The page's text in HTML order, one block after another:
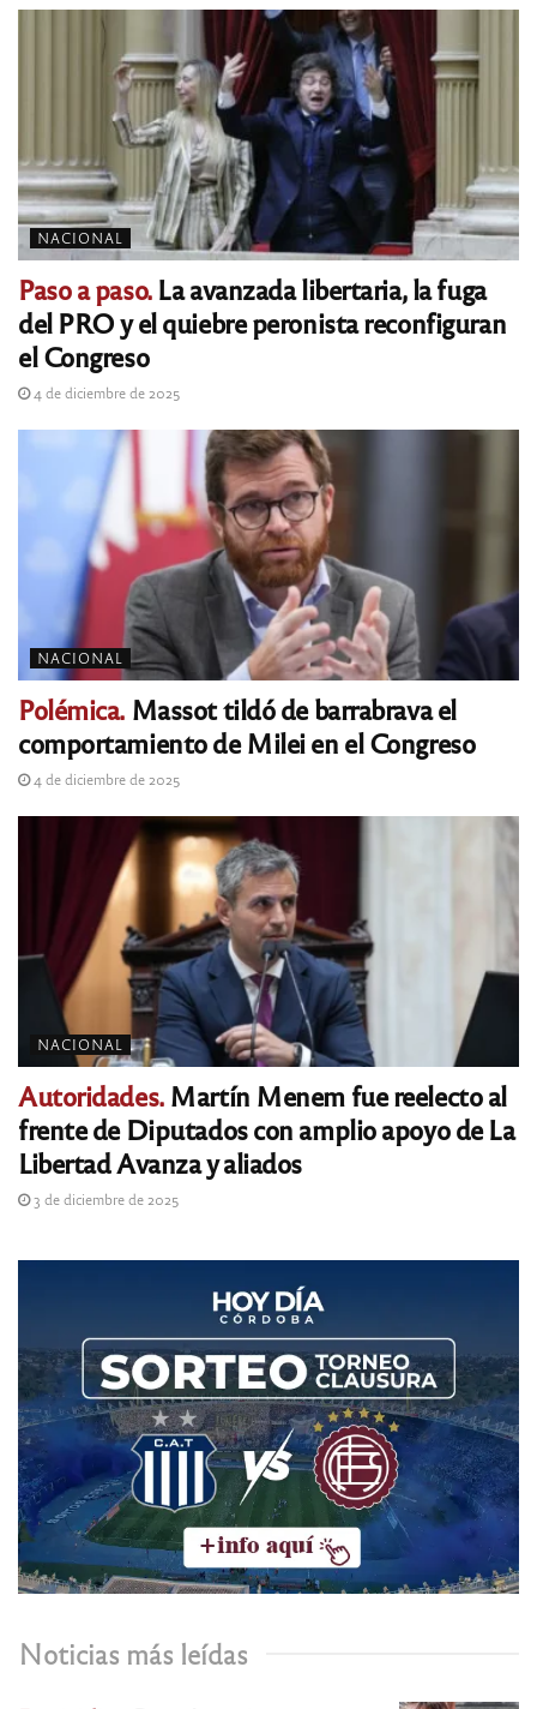
NACIONAL
Paso a paso.La avanzada libertaria, la fuga
del PRO y el quiebre peronista reconfiguran
el Congreso
4 de diciembre de 2025
NACIONAL
Polémica. Massot tildó de barrabrava el
comportamiento de Milei en el Congreso
4 de diciembre de 2025
NACIONAL
Autoridades.Martín Menem fue reelecto al
frente de Diputados con amplio apoyo de La
Libertad Avanza y aliados
3 de diciembre de 2025
Noticias más leídas